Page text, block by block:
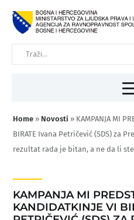
Home » Novosti » KAMPANJA MI
BIRATE Ivana Petričević (SDS) za
rezultat rada je bitan, a ne da li
KAMPANJA MI
KANDIDATKINJE VI